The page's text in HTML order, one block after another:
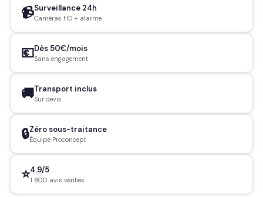
📹Surveillance 24h
Caméras HD + alarme
💶Dès 50€/mois
Sans engagement
🚚Transport inclus
Sur devis
🔒Zéro sous-traitance
Équipe Proconcept
⭐4.9/5
1 800 avis vérifiés